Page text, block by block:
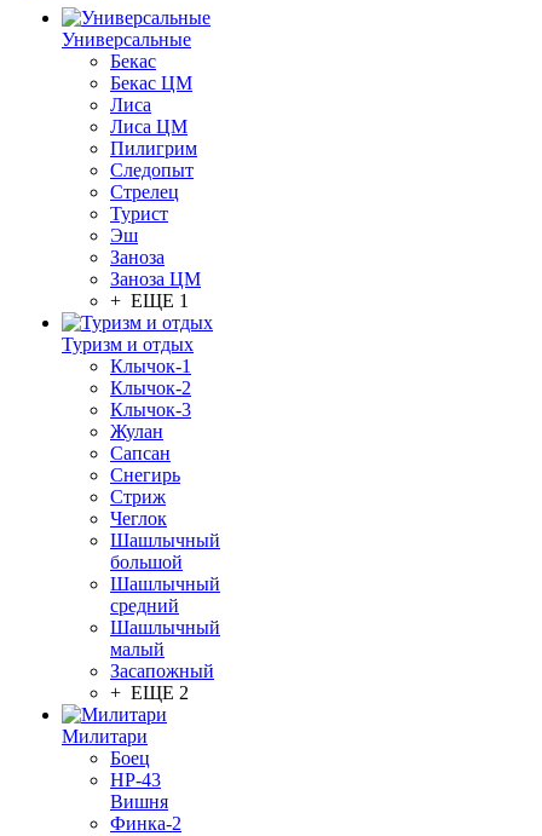
Универсальные
Бекас
Бекас ЦМ
Лиса
Лиса ЦМ
Пилигрим
Следопыт
Стрелец
Турист
Эш
Заноза
Заноза ЦМ
+ ЕЩЕ 1
Туризм и отдых
Клычок-1
Клычок-2
Клычок-3
Жулан
Сапсан
Снегирь
Стриж
Чеглок
Шашлычный
большой
Шашлычный
средний
Шашлычный
малый
Засапожный
+ ЕЩЕ 2
Милитари
Боец
НР-43
Вишня
Финка-2